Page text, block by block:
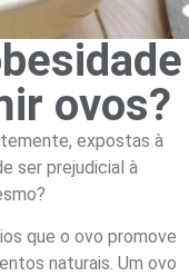
ovos?
expostas à
ser prejudicial à
que o ovo promove
naturais. Um ovo